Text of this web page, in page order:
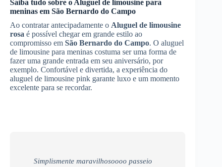
Saiba tudo sobre o Aluguel de limousine para
meninas em São Bernardo do Campo
Ao contratar antecipadamente o Aluguel de limousine
rosa é possível chegar em grande estilo ao
compromisso em São Bernardo do Campo. O aluguel
de limousine para meninas costuma ser uma forma de
fazer uma grande entrada em seu aniversário, por
exemplo. Confortável e divertida, a experiência do
aluguel de limousine pink garante luxo e um momento
excelente para se recordar.
Simplismente maravilhosoooo passeio